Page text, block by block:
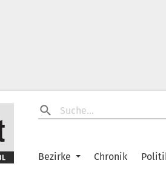
Bezirke Chronik